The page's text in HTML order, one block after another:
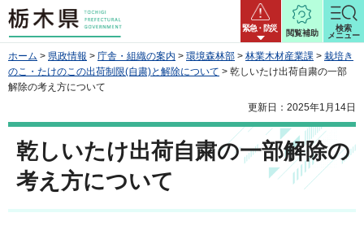
栃木県 緊急・防災
閲覧補助
検索
メニュー
ホーム > 県政情報 > 庁舎・組織の案内 > 環境森林部 > 林業木材産業課 > 栽培き
のこ・たけのこの出荷制限(自粛)と解除について > 乾しいたけ出荷自粛の一部
解除の考え方について
更新日：2025年1月14日
乾しいたけ出荷自粛の一部解除の
考え方について